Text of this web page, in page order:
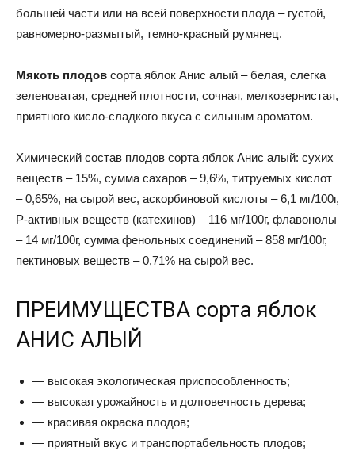
большей части или на всей поверхности плода – густой,
равномерно-размытый, темно-красный румянец.
Мякоть плодов сорта яблок Анис алый – белая, слегка
зеленоватая, средней плотности, сочная, мелкозернистая,
приятного кисло-сладкого вкуса с сильным ароматом.
Химический состав плодов сорта яблок Анис алый: сухих
веществ – 15%, сумма сахаров – 9,6%, титруемых кислот
– 0,65%, на сырой вес, аскорбиновой кислоты – 6,1 мг/100г,
Р-активных веществ (катехинов) – 116 мг/100г, флавонолы
– 14 мг/100г, сумма фенольных соединений – 858 мг/100г,
пектиновых веществ – 0,71% на сырой вес.
ПРЕИМУЩЕСТВА сорта яблок
АНИС АЛЫЙ
— высокая экологическая приспособленность;
— высокая урожайность и долговечность дерева;
— красивая окраска плодов;
— приятный вкус и транспортабельность плодов;